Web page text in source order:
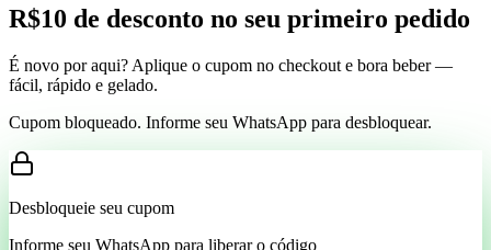
R$10 de desconto no seu primeiro pedido
É novo por aqui? Aplique o cupom no checkout e bora beber —
fácil, rápido e gelado.
Cupom bloqueado. Informe seu WhatsApp para desbloquear.
Desbloqueie seu cupom
Informe seu WhatsApp para liberar o código